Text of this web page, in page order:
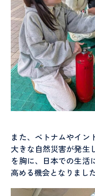
また、ベトナムやイン
大きな自然災害が発生
を胸に、日本での生活
高める機会となりました